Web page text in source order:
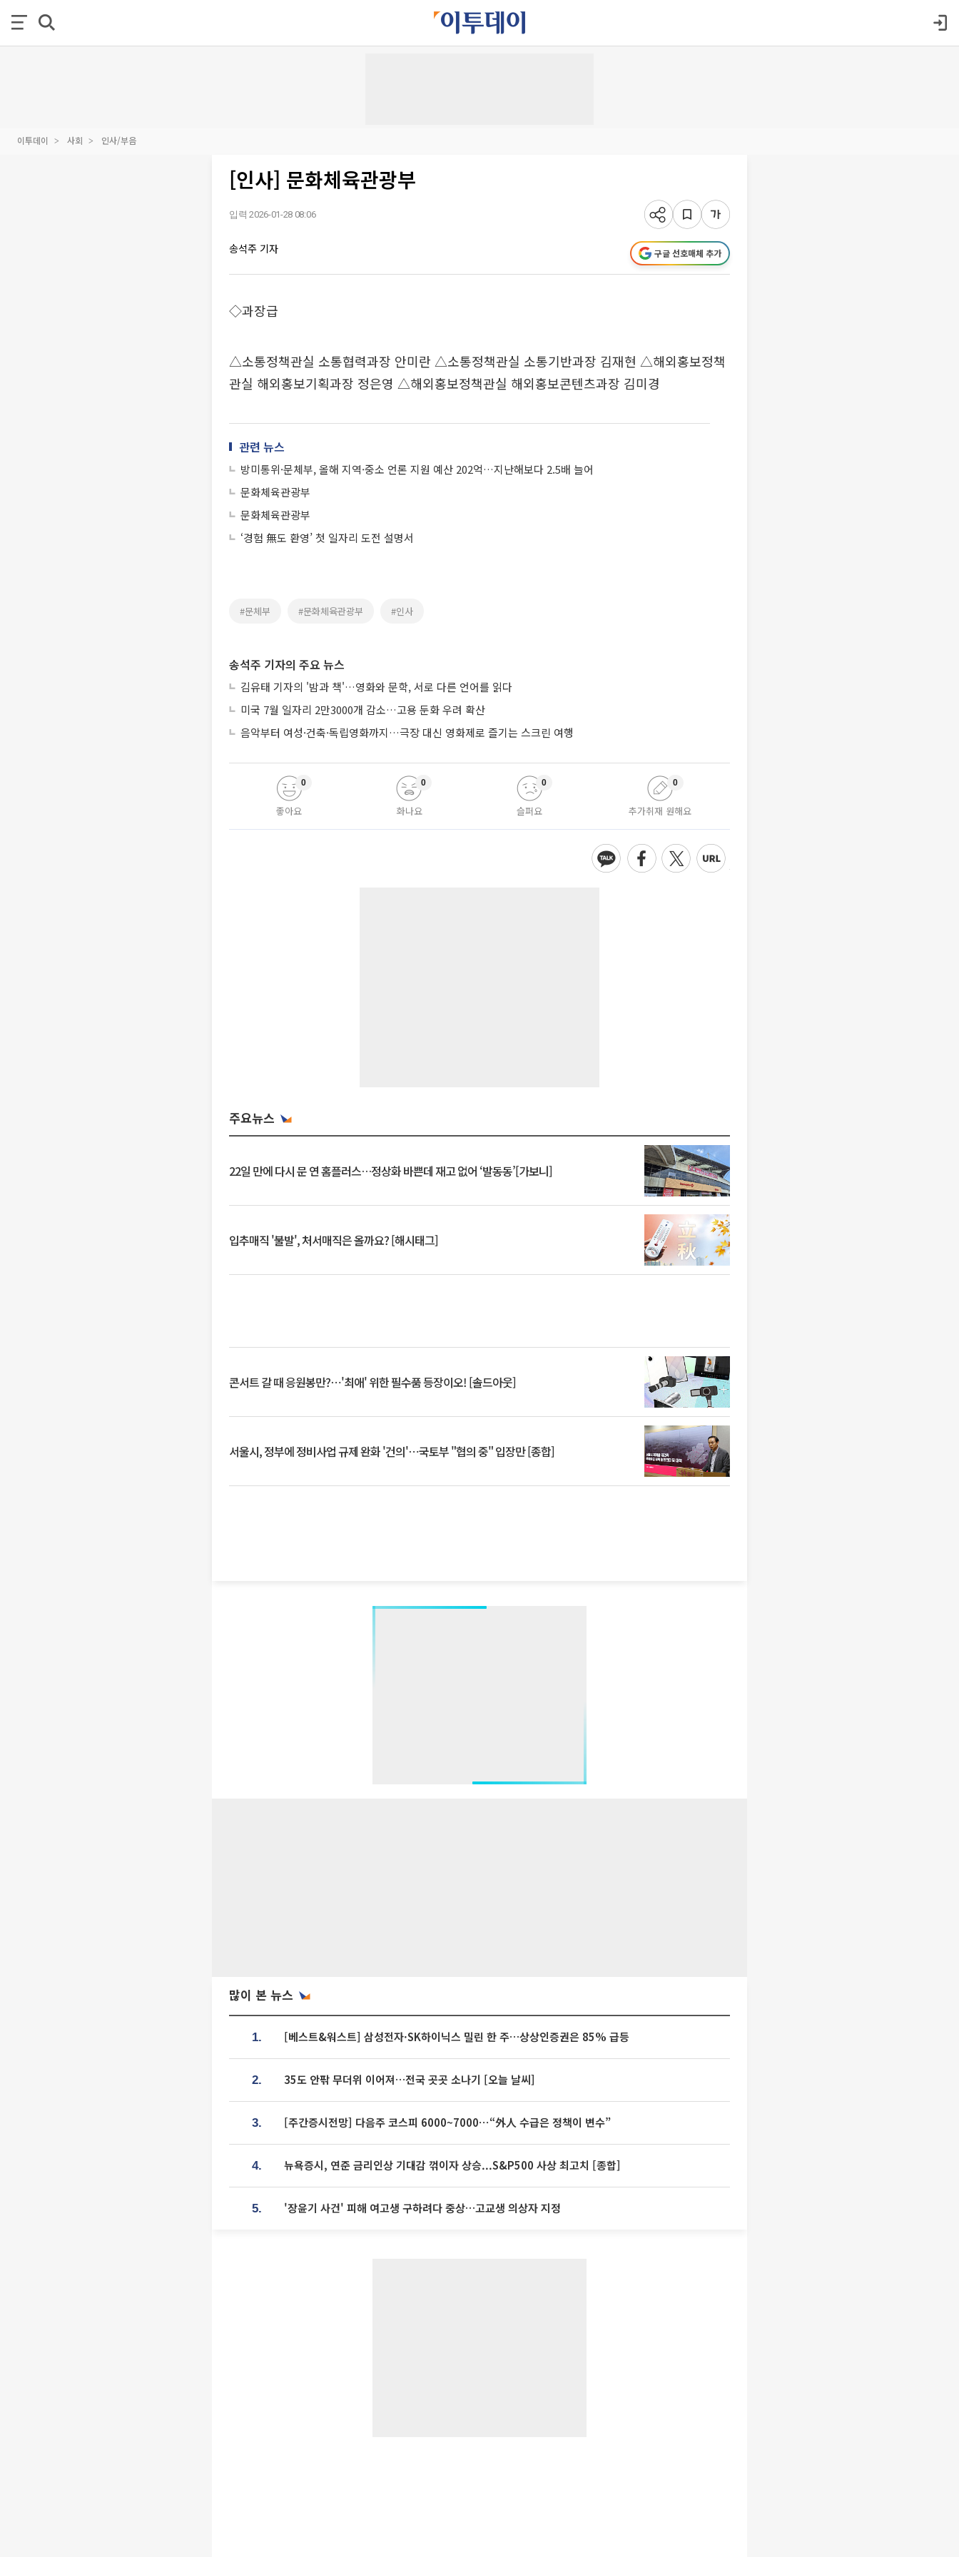
이투데이 사회 인사/부음
[인사] 문화체육관광부
입력 2026-01-28 08:06
송석주 기자 구글 선호매체 추가
◇과장급
△소통정책관실 소통협력과장 안미란 △소통정책관실 소통기반과장 김재현 △해외홍보정책
관실 해외홍보기획과장 정은영 △해외홍보정책관실 해외홍보콘텐츠과장 김미경
관련 뉴스
방미통위·문체부, 올해 지역·중소 언론 지원 예산 202억…지난해보다 2.5배 늘어
문화체육관광부
문화체육관광부
‘경험 無도 환영’ 첫 일자리 도전 설명서
#문체부 #문화체육관광부 #인사
송석주 기자의 주요 뉴스
김유태 기자의 '밤과 책'…영화와 문학, 서로 다른 언어를 읽다
미국 7월 일자리 2만3000개 감소…고용 둔화 우려 확산
음악부터 여성·건축·독립영화까지…극장 대신 영화제로 즐기는 스크린 여행
좋아요
0
화나요
0
슬퍼요
0
추가취재 원해요
0
주요뉴스
22일 만에 다시 문 연 홈플러스…정상화 바쁜데 재고 없어 ‘발동동’[가보니]
입추매직 '불발', 처서매직은 올까요? [해시태그]
콘서트 갈 때 응원봉만?⋯'최애' 위한 필수품 등장이오! [솔드아웃]
서울시, 정부에 정비사업 규제 완화 '건의'⋯국토부 "협의 중" 입장만 [종합]
많이 본 뉴스
1. [베스트&워스트] 삼성전자·SK하이닉스 밀린 한 주…상상인증권은 85% 급등
2. 35도 안팎 무더위 이어져…전국 곳곳 소나기 [오늘 날씨]
3. [주간증시전망] 다음주 코스피 6000~7000⋯“外人 수급은 정책이 변수”
4. 뉴욕증시, 연준 금리인상 기대감 꺾이자 상승...S&P500 사상 최고치 [종합]
5. '장윤기 사건' 피해 여고생 구하려다 중상…고교생 의상자 지정